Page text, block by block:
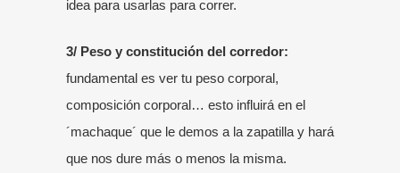
idea para usarlas para correr.
3/ Peso y constitución del corredor:
fundamental es ver tu peso corporal,
composición corporal… esto influirá en el
´machaque´ que le demos a la zapatilla y hará
que nos dure más o menos la misma.